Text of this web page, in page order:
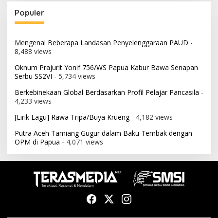
Populer
Mengenal Beberapa Landasan Penyelenggaraan PAUD -
8,488 views
Oknum Prajurit Yonif 756/WS Papua Kabur Bawa Senapan
Serbu SS2VI - 5,734 views
Berkebinekaan Global Berdasarkan Profil Pelajar Pancasila -
4,233 views
[Lirik Lagu] Rawa Tripa/Buya Krueng- 4,182 views
Putra Aceh Tamiang Gugur dalam Baku Tembak dengan
OPM di Papua - 4,071 views